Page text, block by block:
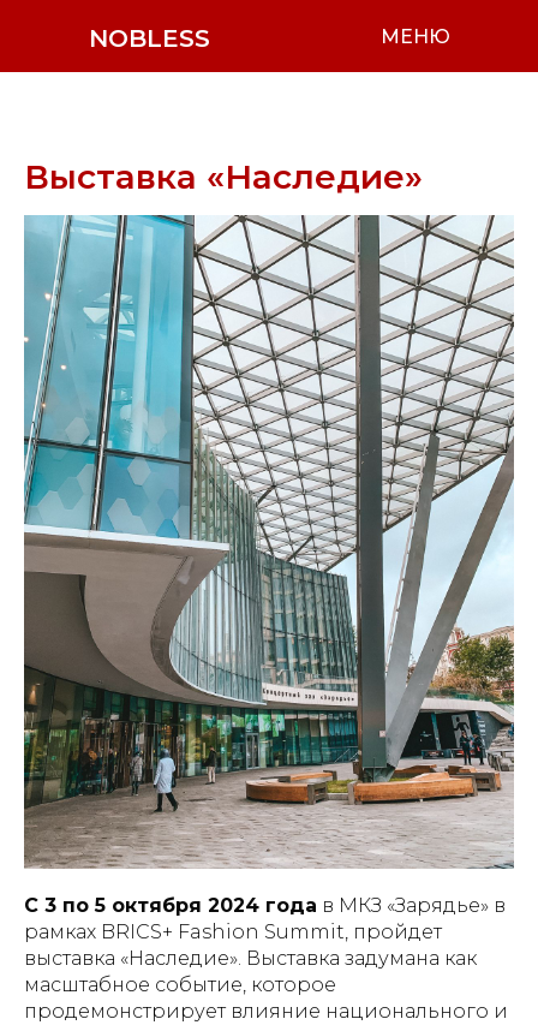
NOBLESS МЕНЮ
Выставка «Наследие»
С 3 по 5 октября 2024 года в МКЗ «Зарядье» в
рамках BRICS+ Fashion Summit, пройдет
выставка «Наследие». Выставка задумана как
масштабное событие, которое
продемонстрирует влияние национального и